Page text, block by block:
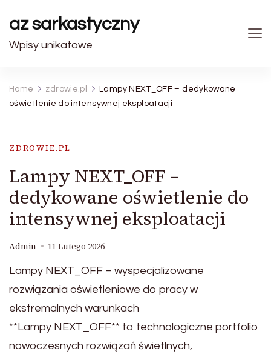
az sarkastyczny
Wpisy unikatowe
Home zdrowie.pl
Lampy NEXT_OFF – dedykowane
oświetlenie do intensywnej eksploatacji
ZDROWIE.PL
Lampy NEXT_OFF –
dedykowane oświetlenie do
intensywnej eksploatacji
Admin 11 Lutego 2026
Lampy NEXT_OFF – wyspecjalizowane
rozwiązania oświetleniowe do pracy w
ekstremalnych warunkach
**Lampy NEXT_OFF** to technologiczne portfolio
nowoczesnych rozwiązań świetlnych,